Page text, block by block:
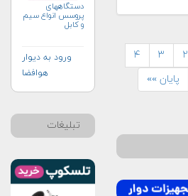
۲ ۳
۴
پایان »»
دستگاههای
پروسس انواع سیم
و کابل
ورود به دیوار
هوافضا
تبلیغات